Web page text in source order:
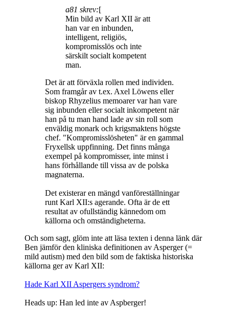
a81 skrev:[
Min bild av Karl XII är att
han var en inbunden,
intelligent, religiös,
kompromisslös och inte
särskilt socialt kompetent
man.
Det är att förväxla rollen med individen.
Som framgår av t.ex. Axel Löwens eller
biskop Rhyzelius memoarer var han vare
sig inbunden eller socialt inkompetent när
han på tu man hand lade av sin roll som
enväldig monark och krigsmaktens högste
chef. "Kompromisslösheten" är en gammal
Fryxellsk uppfinning. Det finns många
exempel på kompromisser, inte minst i
hans förhållande till vissa av de polska
magnaterna.
Det existerar en mängd vanföreställningar
runt Karl XII:s agerande. Ofta är de ett
resultat av ofullständig kännedom om
källorna och omständigheterna.
Och som sagt, glöm inte att läsa texten i denna länk där
Ben jämför den kliniska definitionen av Asperger (=
mild autism) med den bild som de faktiska historiska
källorna ger av Karl XII:
Hade Karl XII Aspergers syndrom?
Heads up: Han led inte av Aspberger!